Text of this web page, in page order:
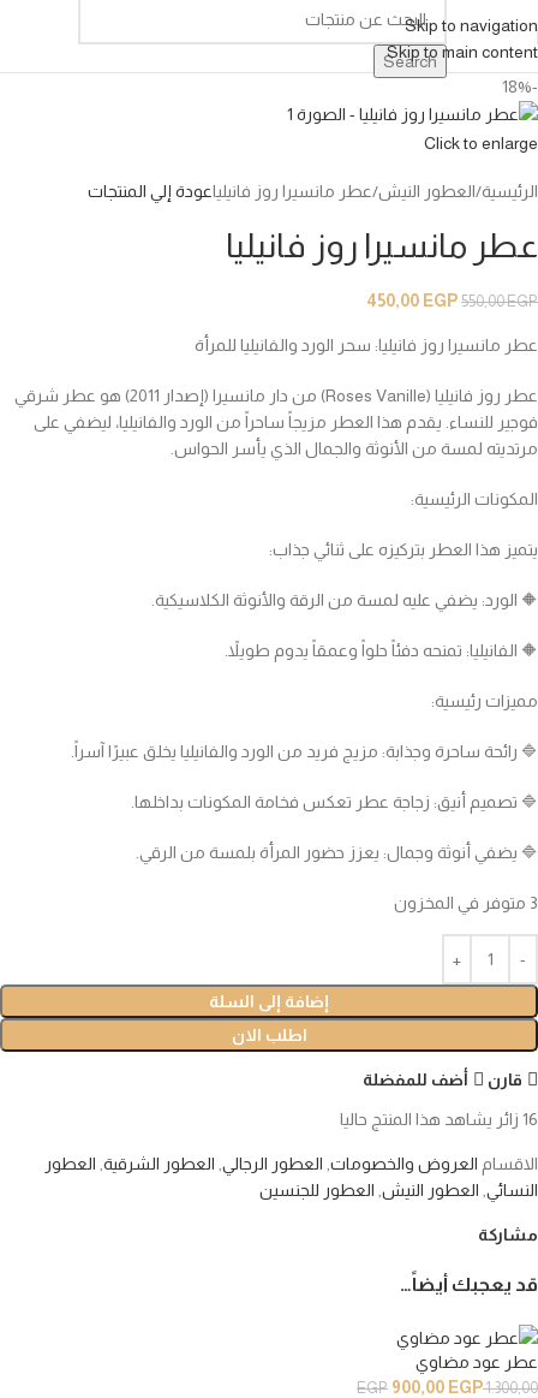
Skip to navigation
Skip to main content
Search
قد يعجبك أيضاً…
عطر عود مضاوي
1.300,00
EGP 900,00 EGP
-18%
Click to enlarge
الرئيسية العطور النيش عطر مانسيرا روز فانيلياعودة إلي المنتجات
عطر مانسيرا روز فانيليا
550,00EGP
450,00 EGP
عطر مانسيرا روز فانيليا: سحر الورد والفانيليا للمرأة
عطر روز فانيليا (Roses Vanille) من دار مانسيرا (إصدار 2011) هو عطر شرقي
فوجير للنساء. يقدم هذا العطر مزيجاً ساحراً من الورد والفانيليا، ليضفي على
مرتديته لمسة من الأنوثة والجمال الذي يأسر الحواس.
المكونات الرئيسية:
يتميز هذا العطر بتركيزه على ثنائي جذاب:
🔶️ الورد: يضفي عليه لمسة من الرقة والأنوثة الكلاسيكية.
🔶️ الفانيليا: تمنحه دفئاً حلواً وعمقاً يدوم طويلاً.
مميزات رئيسية:
🔷️ رائحة ساحرة وجذابة: مزيج فريد من الورد والفانيليا يخلق عبيرًا آسراً.
🔷️ تصميم أنيق: زجاجة عطر تعكس فخامة المكونات بداخلها.
🔷️ يضفي أنوثة وجمال: يعزز حضور المرأة بلمسة من الرقي.
3 متوفر في المخزون
إضافة إلى السلة
اطلب الان
قارن أضف للمفضلة
16 زائر يشاهد هذا المنتج حاليا
الاقسام العروض والخصومات, العطور الرجالي, العطور الشرقية, العطور
النسائي, العطور النيش, العطور للجنسين
مشاركة